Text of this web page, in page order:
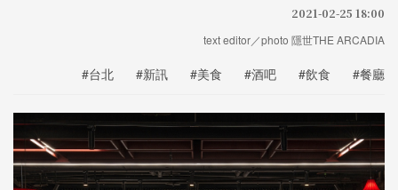
2021-02-25 18:00
text editor／photo 隱世THE ARCADIA
#台北 #新訊 #美食 #酒吧 #飲食 #餐廳